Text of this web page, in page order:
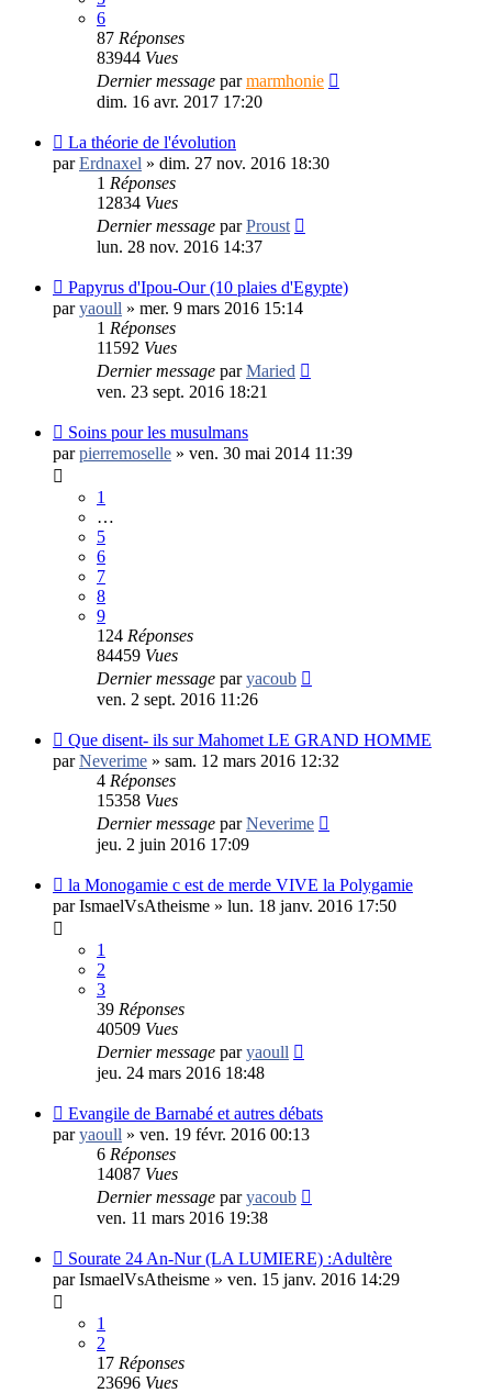
6
87 Réponses
83944 Vues
Dernier message parmarmhonie
dim. 16 avr. 2017 17:20
La théorie de l'évolution
parErdnaxel » dim. 27 nov. 2016 18:30
1 Réponses
12834 Vues
Dernier message parProust
lun. 28 nov. 2016 14:37
Papyrus d'Ipou-Our (10 plaies d'Egypte)
paryaoull » mer. 9 mars 2016 15:14
1 Réponses
11592 Vues
Dernier message parMaried
ven. 23 sept. 2016 18:21
Soins pour les musulmans
parpierremoselle » ven. 30 mai 2014 11:39
1
…
5
6
7
8
9
124 Réponses
84459 Vues
Dernier message paryacoub
ven. 2 sept. 2016 11:26
Que disent- ils sur Mahomet LE GRAND HOMME
parNeverime » sam. 12 mars 2016 12:32
4 Réponses
15358 Vues
Dernier message parNeverime
jeu. 2 juin 2016 17:09
la Monogamie c est de merde VIVE la Polygamie
parIsmaelVsAtheisme » lun. 18 janv. 2016 17:50
1
2
3
39 Réponses
40509 Vues
Dernier message paryaoull
jeu. 24 mars 2016 18:48
Evangile de Barnabé et autres débats
paryaoull » ven. 19 févr. 2016 00:13
6 Réponses
14087 Vues
Dernier message paryacoub
ven. 11 mars 2016 19:38
Sourate 24 An-Nur (LA LUMIERE) :Adultère
parIsmaelVsAtheisme » ven. 15 janv. 2016 14:29
1
2
17 Réponses
23696 Vues